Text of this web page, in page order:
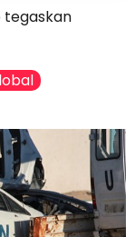
tegaskan